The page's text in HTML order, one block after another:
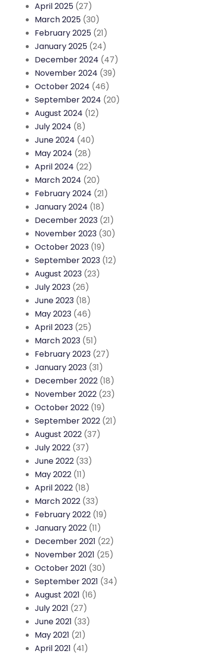
April 2025 (27)
March 2025 (30)
February 2025 (21)
January 2025 (24)
December 2024 (47)
November 2024 (39)
October 2024 (46)
September 2024 (20)
August 2024 (12)
July 2024 (8)
June 2024 (40)
May 2024 (28)
April 2024 (22)
March 2024 (20)
February 2024 (21)
January 2024 (18)
December 2023 (21)
November 2023 (30)
October 2023 (19)
September 2023 (12)
August 2023 (23)
July 2023 (26)
June 2023 (18)
May 2023 (46)
April 2023 (25)
March 2023 (51)
February 2023 (27)
January 2023 (31)
December 2022 (18)
November 2022 (23)
October 2022 (19)
September 2022 (21)
August 2022 (37)
July 2022 (37)
June 2022 (33)
May 2022 (11)
April 2022 (18)
March 2022 (33)
February 2022 (19)
January 2022 (11)
December 2021 (22)
November 2021 (25)
October 2021 (30)
September 2021 (34)
August 2021 (16)
July 2021 (27)
June 2021 (33)
May 2021 (21)
April 2021 (41)